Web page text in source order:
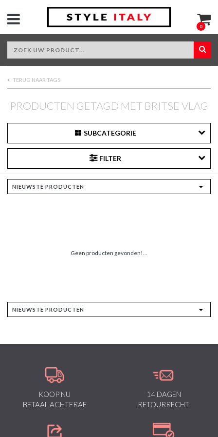
0
TERUG NAAR TAGS
PRODUCTEN GETAGD MET BRITSE VLAG
SUBCATEGORIE
FILTER
Geen producten gevonden!...
KOOP NU
BETAAL ACHTERAF
14 DAGEN
RETOURRECHT